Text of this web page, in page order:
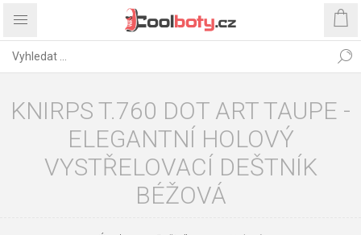
KNIRPS T.760 DOT ART TAUPE -
ELEGANTNÍ HOLOVÝ
VYSTŘELOVACÍ DEŠTNÍK
BÉŽOVÁ